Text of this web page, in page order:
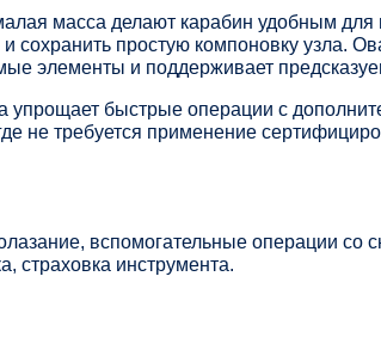
масса делают карабин удобным для
сохранить простую компоновку узла.
элементы и поддерживает
упрощает быстрые операции с
не требуется применение
вспомогательные операции со
страховка инструмента.